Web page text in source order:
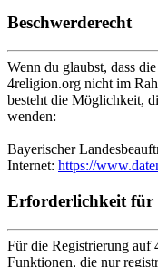
Beschwerderecht
Wenn du glaubst, dass
4religion.org nicht im
besteht die Möglichkeit,
wenden:
Bayerischer
Internet: https://
Erforderlichkeit für
Für die Registrierung auf
Funktionen, die nur